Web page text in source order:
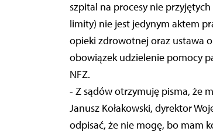
szpital na procesy nie
limity) nie jest jedynym aktem
opieki zdrowotnej oraz ustawa
obowiązek udzielenie pomocy
NFZ.
- Z sądów otrzymuję pisma, że
Janusz Kołakowski, dyrektor
odpisać, że nie mogę, bo mam